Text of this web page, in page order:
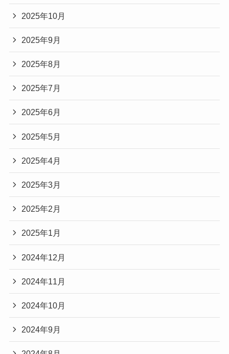
2025年10月
2025年9月
2025年8月
2025年7月
2025年6月
2025年5月
2025年4月
2025年3月
2025年2月
2025年1月
2024年12月
2024年11月
2024年10月
2024年9月